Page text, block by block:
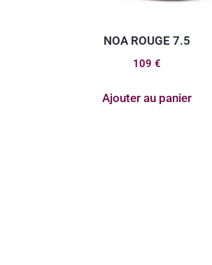
NOA ROUGE 7.5
109 €
Ajouter au panier